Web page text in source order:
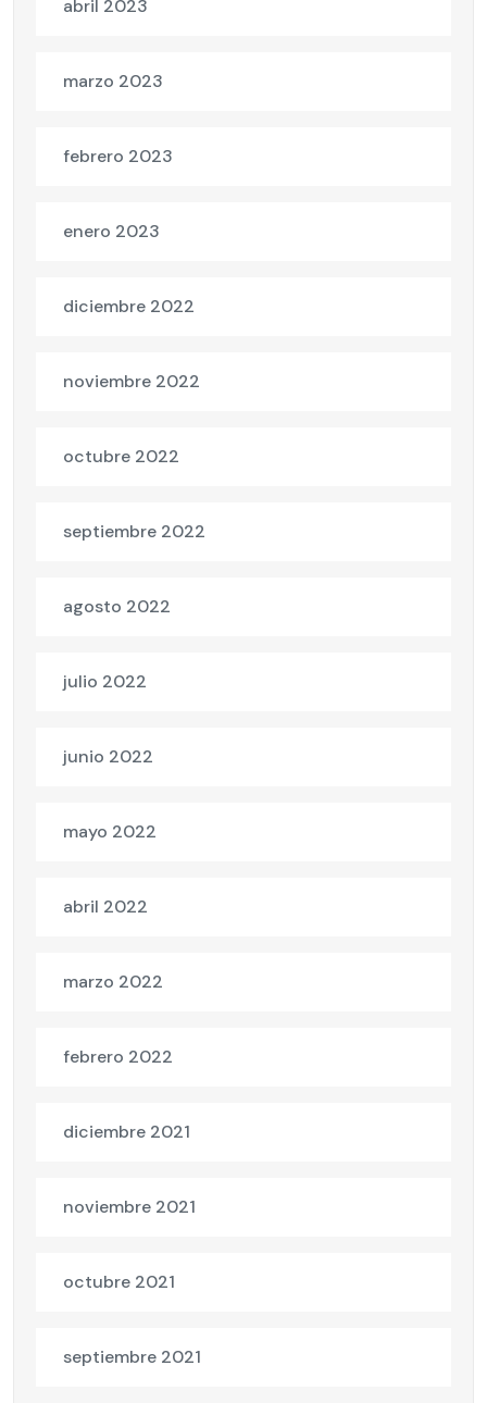
abril 2023
marzo 2023
febrero 2023
enero 2023
diciembre 2022
noviembre 2022
octubre 2022
septiembre 2022
agosto 2022
julio 2022
junio 2022
mayo 2022
abril 2022
marzo 2022
febrero 2022
diciembre 2021
noviembre 2021
octubre 2021
septiembre 2021